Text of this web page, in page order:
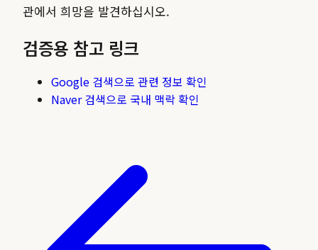
관에서 희망을 발견하십시오.
검증용 참고 링크
Google 검색으로 관련 정보 확인
Naver 검색으로 국내 맥락 확인